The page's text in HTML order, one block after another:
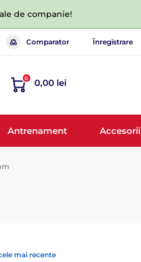
de companie!
Comparator Înregistrare
0 0,00 lei
Antrenament Accesorii
mai recente